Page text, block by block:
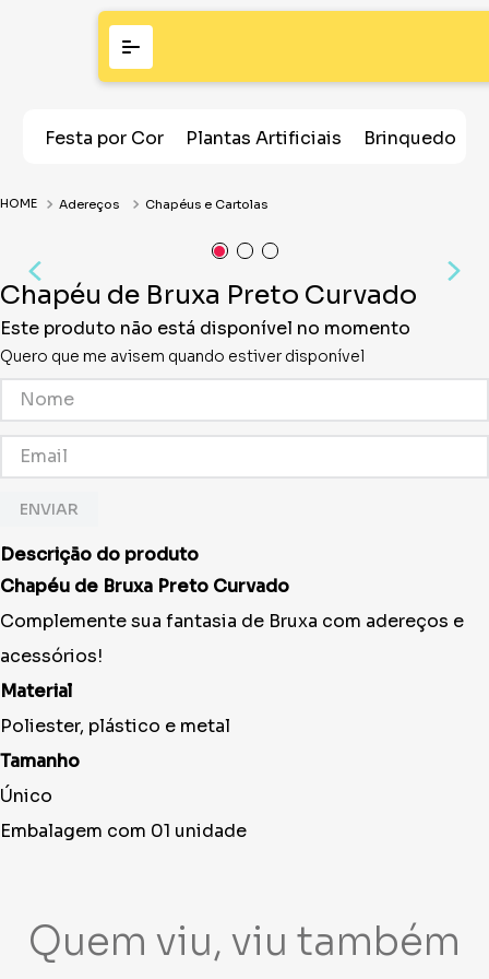
Festa por Cor Plantas Artificiais Brinquedos
Adereços Chapéus e Cartolas
Chapéu de Bruxa Preto Curvado
Este produto não está disponível no momento
Quero que me avisem quando estiver disponível
ENVIAR
Descrição do produto
Chapéu de Bruxa Preto Curvado
Complemente sua fantasia de Bruxa com adereços e
acessórios!
Material
Poliester, plástico e metal
Tamanho
Único
Embalagem com 01 unidade
Quem viu, viu também